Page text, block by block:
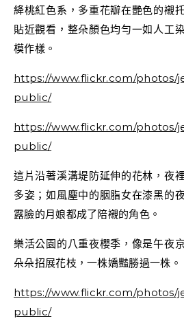
絳桃紅色系，多重花瓣在艷色的襯
貼近觀看，整朵顏色均勻一如人工
模作樣。
https://www.flickr.com/photos/
public/
https://www.flickr.com/photos/
public/
這片沿著溪溝堤防延伸的花林，夜
多姿；如風塵中的胭脂女在漆黑的
露臉的月娘都成了陪襯的角色。
樂活公園的八重夜櫻季，像是午夜
朵朵招展花枝，一株嬌豔勝過一株。
https://www.flickr.com/photos/
public/